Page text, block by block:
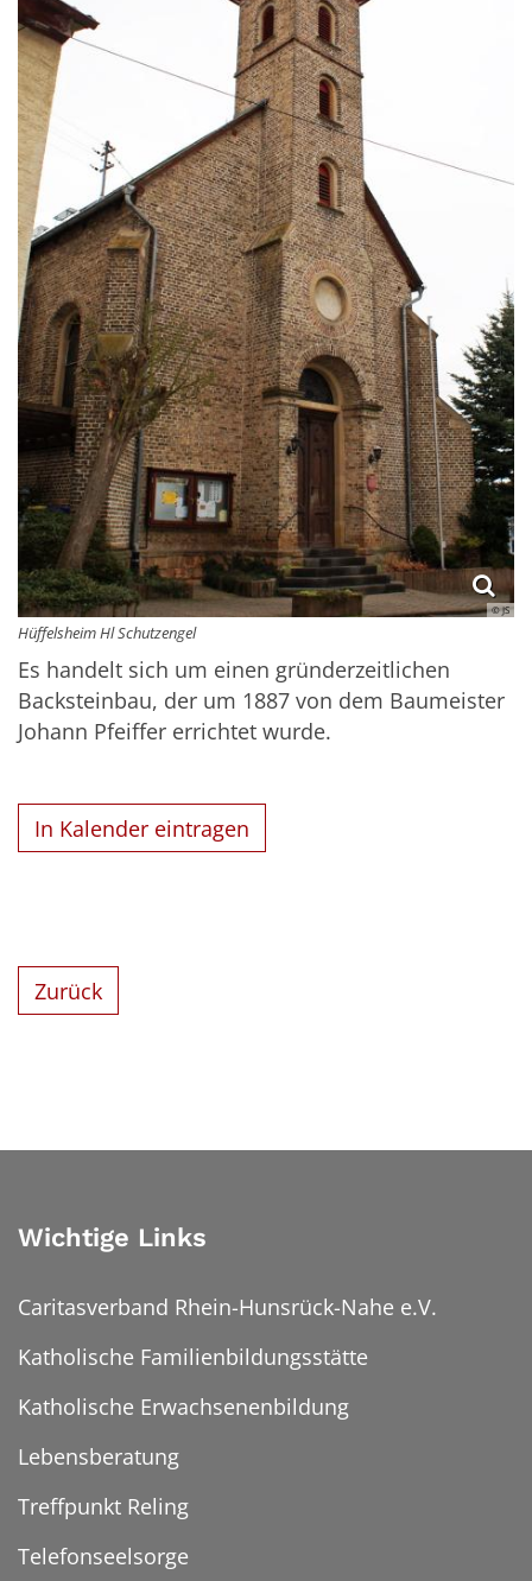
© JS
Hüffelsheim Hl Schutzengel
Es handelt sich um einen gründerzeitlichen
Backsteinbau, der um 1887 von dem Baumeister
Johann Pfeiffer errichtet wurde.
In Kalender eintragen
Zurück
Wichtige Links
Caritasverband Rhein-Hunsrück-Nahe e.V.
Katholische Familienbildungsstätte
Katholische Erwachsenenbildung
Lebensberatung
Treffpunkt Reling
Telefonseelsorge